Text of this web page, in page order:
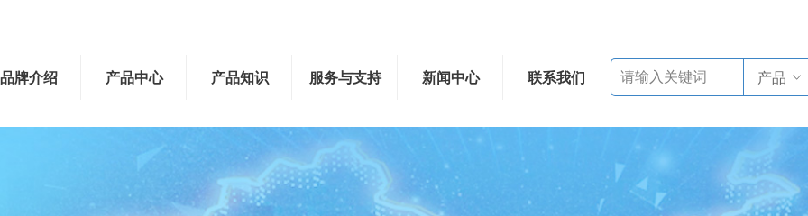
品牌介绍 产品中心 产品知识 服务与支持 新闻中心 联系我们 产品 ꀁ